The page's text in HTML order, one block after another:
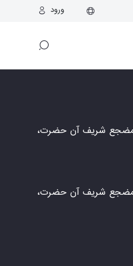
ورود
مضجع شریف آن حضرت،
مضجع شریف آن حضرت،